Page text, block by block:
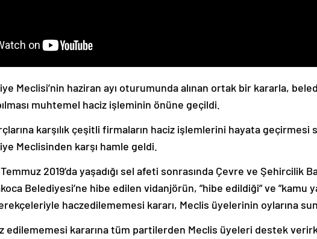
Meclisi’nin haziran ayı oturumunda alınan ortak bir kararla,
muhtemel haciz işleminin önüne geçildi.
karşılık çeşitli firmaların haciz işlemlerini hayata geçirmesi
Meclisinden karşı hamle geldi.
Temmuz 2019’da yaşadığı sel afeti sonrasında Çevre ve Şehircilik
Belediyesi’ne hibe edilen vidanjörün, ”hibe edildiği” ve ”kamu
haczedilememesi kararı, Meclis üyelerinin oylarına
edilememesi kararına tüm partilerden Meclis üyeleri destek